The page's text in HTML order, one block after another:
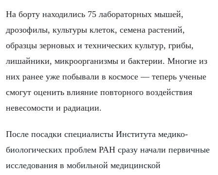
На борту находились 75 лабораторных мышей,
дрозофилы, культуры клеток, семена растений,
образцы зерновых и технических культур, грибы,
лишайники, микроорганизмы и бактерии. Многие из
них ранее уже побывали в космосе — теперь ученые
смогут оценить влияние повторного воздействия
невесомости и радиации.
После посадки специалисты Института медико-
биологических проблем РАН сразу начали первичные
исследования в мобильной медицинской